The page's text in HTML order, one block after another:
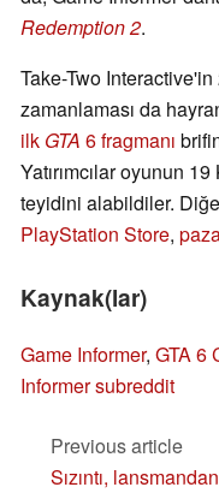
Redemption 2.
Take-Two Interactive'in
zamanlaması da
ilk GTA 6 fragmanı
Yatırımcılar oyunun
teyidini alabildiler.
PlayStation Store,
Kaynak(lar)
Game Informer, GTA 6
Informer subreddit
Previous article
Sızıntı,